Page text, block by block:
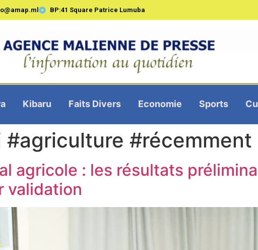
BP:41 Square Patrice Lumuba
Kibaru Faits Divers Economie Sports
#agriculture #récemment
agricole : les résultats
validation